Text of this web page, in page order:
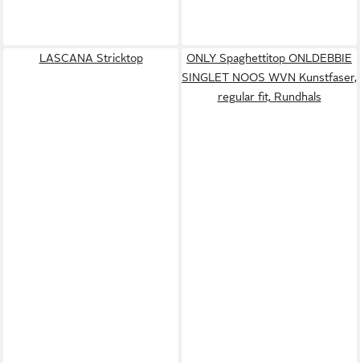
LASCANA Stricktop
ONLY Spaghettitop ONLDEBBIE
SINGLET NOOS WVN Kunstfaser,
regular fit, Rundhals